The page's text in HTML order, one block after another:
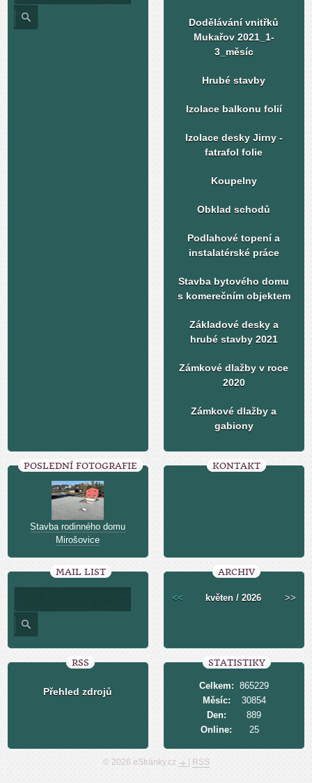
Dodělávání vnitřků
Mukařov 2021_1-
3_měsíc
Hrubé stavby
Izolace balkonu folií
Izolace desky Jirny -
fatrafol folie
Koupelny
Obklad schodů
Podlahové topení a
instalatérské práce
Stavba bytového domu
s komerečním objektem
Základové desky a
hrubé stavby 2021
Zámkové dlažby v roce
2020
Zámkové dlažby a
gabiony
POSLEDNÍ FOTOGRAFIE
Stavba rodinného domu
Mirošovice
KONTAKT
MAIL LIST ARCHIV
<< květen / 2026 >>
RSS
Přehled zdrojů
STATISTIKY
Online: 25
Celkem: 865229
Měsíc:
30854
Den:
889
© 2026 eStránky.cz RSS